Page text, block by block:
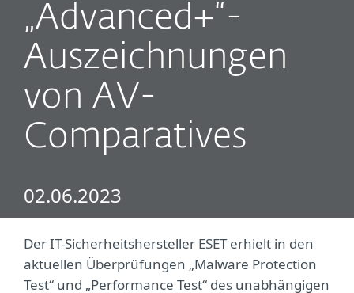
„Advanced+“-
Auszeichnungen
von AV-
Comparatives
02.06.2023
Der IT-Sicherheitshersteller ESET erhielt in den
aktuellen Überprüfungen „Malware Protection
Test“ und „Performance Test“ des unabhängigen